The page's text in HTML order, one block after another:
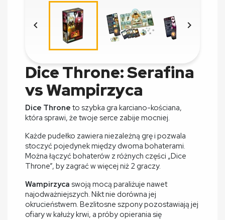
 
Dice Throne: Serafina
vs Wampirzyca
Dice Throne to szybka gra karciano-kościana,
która sprawi, że twoje serce zabije mocniej.
Każde pudełko zawiera niezależną grę i pozwala
stoczyć pojedynek między dwoma bohaterami.
Można łączyć bohaterów z różnych części „Dice
Throne”, by zagrać w więcej niż 2 graczy.
Wampirzyca swoją mocą paraliżuje nawet
najodważniejszych. Nikt nie dorówna jej
okrucieństwem. Bezlitosne szpony pozostawiają jej
ofiary w kałuży krwi, a próby opierania się